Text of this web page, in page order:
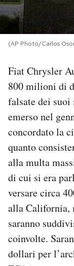
SHOP
CALENDARIO
AREA
Area
Newsletter
Notifiche
Regala il Post
Hai bisogno
Esci
(AP Photo/Carlos
Fiat Chrysler
800 milioni di
falsate dei
emerso nel
concordato la
quanto
alla multa
di cui si era
versare circa
alla California,
saranno
coinvolte.
dollari per